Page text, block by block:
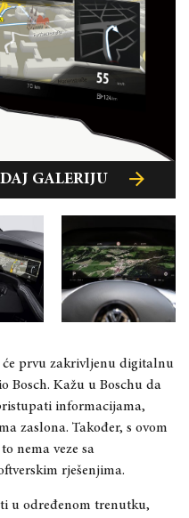
GALERIJU
GALERIJU
GALERIJU
će prvu zakrivljenu digitalnu
Bosch. Kažu u Boschu da
informacijama,
zaslona. Također, s ovom
nema veze sa
rješenjima.
u određenom trenutku,